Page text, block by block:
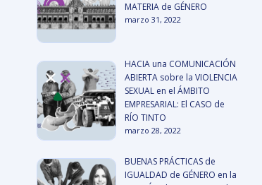
MATERIA de GÉNERO
marzo 31, 2022
HACIA una COMUNICACIÓN
ABIERTA sobre la VIOLENCIA
SEXUAL en el ÁMBITO
EMPRESARIAL: El CASO de
RÍO TINTO
marzo 28, 2022
BUENAS PRÁCTICAS de
IGUALDAD de GÉNERO en la